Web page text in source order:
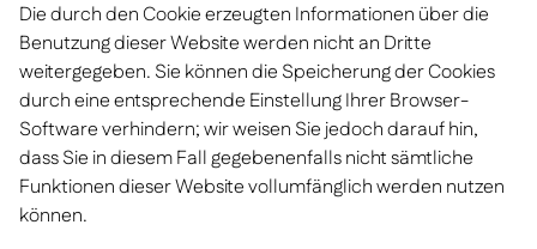
Die durch den Cookie erzeugten Informationen über die
Benutzung dieser Website werden nicht an Dritte
weitergegeben. Sie können die Speicherung der Cookies
durch eine entsprechende Einstellung Ihrer Browser-
Software verhindern; wir weisen Sie jedoch darauf hin,
dass Sie in diesem Fall gegebenenfalls nicht sämtliche
Funktionen dieser Website vollumfänglich werden nutzen
können.